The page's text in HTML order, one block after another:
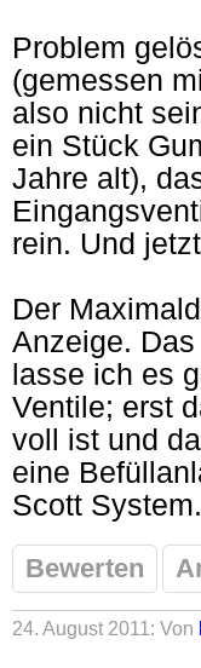
Problem
(gemessen
also nicht
ein Stück
Jahre alt),
rein. Und
Der
Anzeige.
lasse ich es
Ventile; erst
voll ist und
eine
Scott System.
Bewerten
24. August 2011: Von